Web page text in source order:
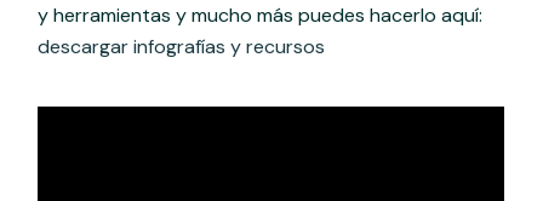
y herramientas y mucho más puedes hacerlo aquí:
descargar infografías y recursos